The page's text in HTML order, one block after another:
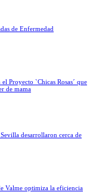
de Enfermedad
Proyecto `Chicas Rosas´ que
de mama
desarrollaron cerca de
Valme optimiza la eficiencia